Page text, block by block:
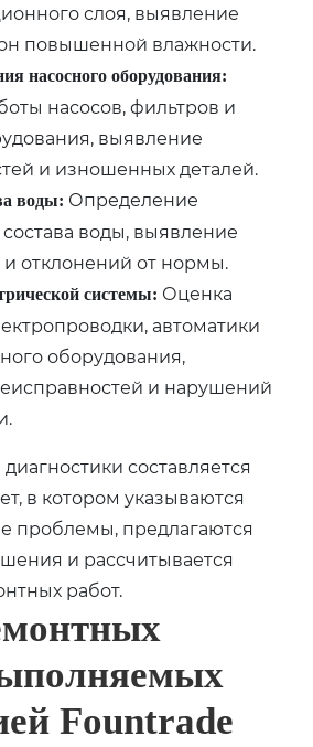
слоя, выявление
повышенной влажности.
насосного оборудования:
насосов, фильтров и
выявление
и изношенных деталей.
воды: Определение
воды, выявление
отклонений от нормы.
системы: Оценка
автоматики
оборудования,
и нарушений
составляется
в котором указываются
проблемы, предлагаются
и рассчитывается
работ.
Fountrade